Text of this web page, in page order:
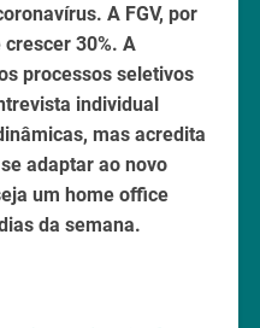
A FGV, por
30%. A
processos seletivos
individual
mas acredita
adaptar ao novo
um home office
da semana.